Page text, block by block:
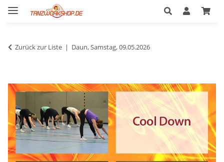
Zurück zur Liste Daun, Samstag, 09.05.2026